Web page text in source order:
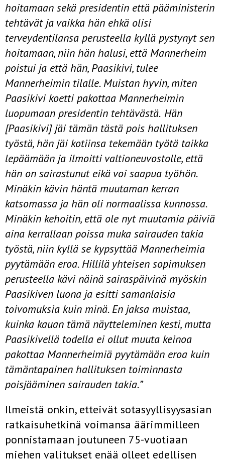
hoitamaan sekä presidentin että pääministerin
tehtävät ja vaikka hän ehkä olisi
terveydentilansa perusteella kyllä pystynyt sen
hoitamaan, niin hän halusi, että Mannerheim
poistui ja että hän, Paasikivi, tulee
Mannerheimin tilalle. Muistan hyvin, miten
Paasikivi koetti pakottaa Mannerheimin
luopumaan presidentin tehtävästä. Hän
[Paasikivi] jäi tämän tästä pois hallituksen
työstä, hän jäi kotiinsa tekemään työtä taikka
lepäämään ja ilmoitti valtioneuvostolle, että
hän on sairastunut eikä voi saapua työhön.
Minäkin kävin häntä muutaman kerran
katsomassa ja hän oli normaalissa kunnossa.
Minäkin kehoitin, että ole nyt muutamia päiviä
aina kerrallaan poissa muka sairauden takia
työstä, niin kyllä se kypsyttää Mannerheimia
pyytämään eroa. Hillilä yhteisen sopimuksen
perusteella kävi näinä sairaspäivinä myöskin
Paasikiven luona ja esitti samanlaisia
toivomuksia kuin minä. En jaksa muistaa,
kuinka kauan tämä näytteleminen kesti, mutta
Paasikivellä todella ei ollut muuta keinoa
pakottaa Mannerheimiä pyytämään eroa kuin
tämäntapainen hallituksen toiminnasta
poisjääminen sairauden takia.”
Ilmeistä onkin, etteivät sotasyyllisyysasian
ratkaisuhetkinä voimansa äärimmilleen
ponnistamaan joutuneen 75-vuotiaan
miehen valitukset enää olleet edellisen